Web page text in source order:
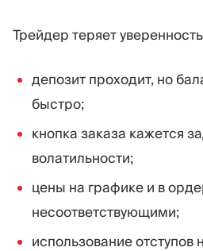
Трейдер теряет
депозит проходит, но
быстро;
кнопка заказа кажется
волатильности;
цены на графике и в
несоответствующими;
использование отступов